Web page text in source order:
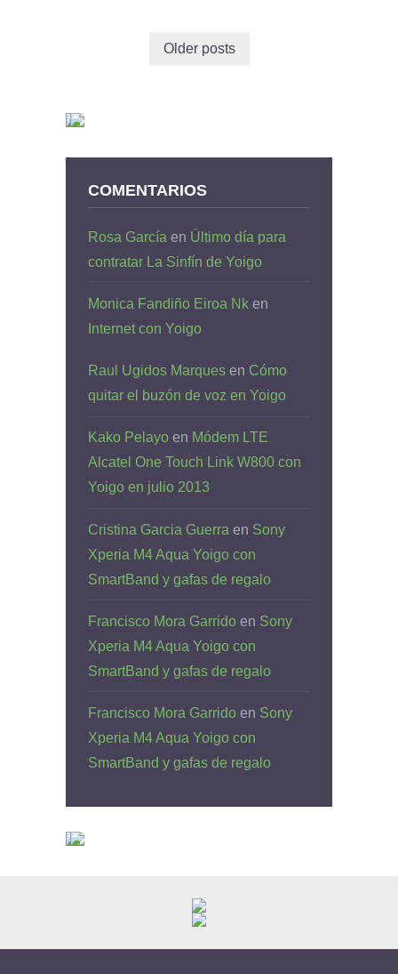
Older posts
COMENTARIOS
Rosa García en Último día para
contratar La Sinfín de Yoigo
Monica Fandiño Eiroa Nk en
Internet con Yoigo
Raul Ugidos Marques en Cómo
quitar el buzón de voz en Yoigo
Kako Pelayo en Módem LTE
Alcatel One Touch Link W800 con
Yoigo en julio 2013
Cristina Garcia Guerra en Sony
Xperia M4 Aqua Yoigo con
SmartBand y gafas de regalo
Francisco Mora Garrido en Sony
Xperia M4 Aqua Yoigo con
SmartBand y gafas de regalo
Francisco Mora Garrido en Sony
Xperia M4 Aqua Yoigo con
SmartBand y gafas de regalo